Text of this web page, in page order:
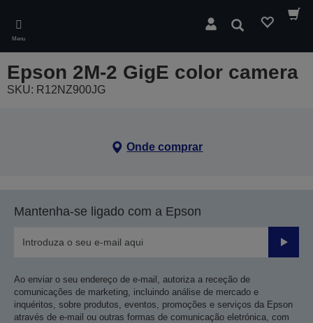
main
content
Menu
Pesquisar
Epson 2M-2 GigE color camera
SKU: R12NZ900JG
Onde comprar
Mantenha-se ligado com a Epson
Enviar
Ao enviar o seu endereço de e-mail, autoriza a receção de
comunicações de marketing, incluindo análise de mercado e
inquéritos, sobre produtos, eventos, promoções e serviços da Epson
através de e-mail ou outras formas de comunicação eletrónica, com